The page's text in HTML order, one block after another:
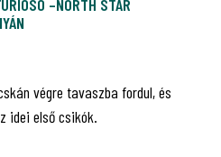
–NORTH STAR
végre tavaszba fordul, és
idei első csikók.